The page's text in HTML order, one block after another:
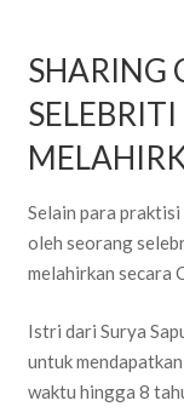
SHARING
Selain para
oleh seorang
melahirkan secara
Istri dari Surya
untuk
waktu hingga 8